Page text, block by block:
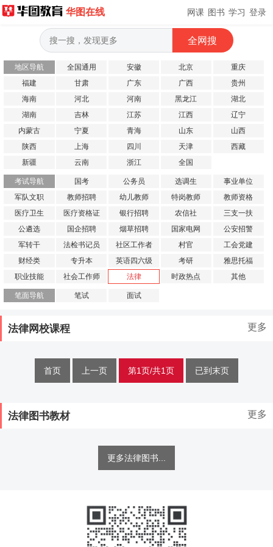
华图在线 网课 图书 学习 登录
地区导航 全国通用 安徽 北京
重庆
福建
甘肃 广东 广西
贵州
海南
河北 河南 黑龙江
湖北
湖南
吉林 江苏 江西
辽宁
内蒙古
宁夏 青海 山东
山西
陕西
上海 四川 天津
西藏
新疆
云南 浙江 全国
考试导航 国考 公务员 选调生
事业单位
军队文职
教师招聘 幼儿教师 特岗教师
教师资格
医疗卫生
医疗资格证 银行招聘 农信社
三支一扶
公遴选
国企招聘 烟草招聘 国家电网
公安招警
军转干
法检书记员 社区工作者 村官
工会党建
财经类
专升本 英语四六级 考研
雅思托福
职业技能
社会工作师 法律 时政热点 其他
笔面导航 笔试 面试
更多
法律网校课程
首页 上一页 第1页/共1页 已到末页
更多
法律图书教材
更多法律图书...